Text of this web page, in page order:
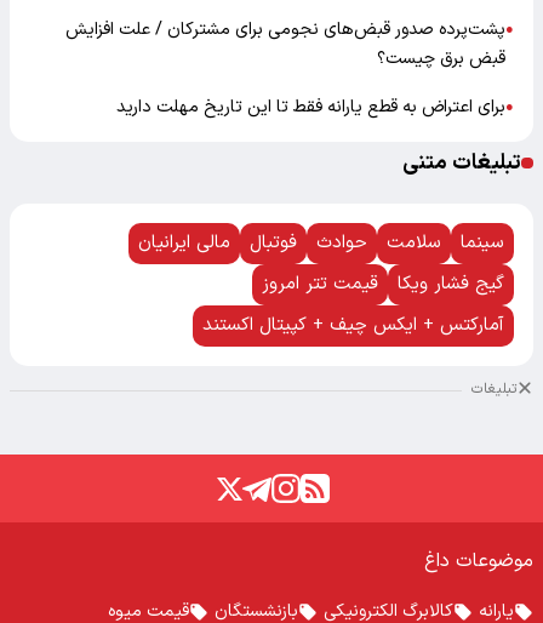
●پشت‌پرده صدور قبض‌های نجومی برای مشترکان / علت افزایش
قبض برق چیست؟
●برای اعتراض به قطع یارانه فقط تا این تاریخ مهلت دارید
تبلیغات متنی
سینما سلامت حوادث فوتبال
مالی ایرانیان
گیج فشار ویکا
قیمت تتر امروز
آمارکتس + ایکس چیف + کپیتال اکستند
تبلیغات
موضوعات داغ
یارانه کالابرگ الکترونیکی بازنشستگان قیمت میوه